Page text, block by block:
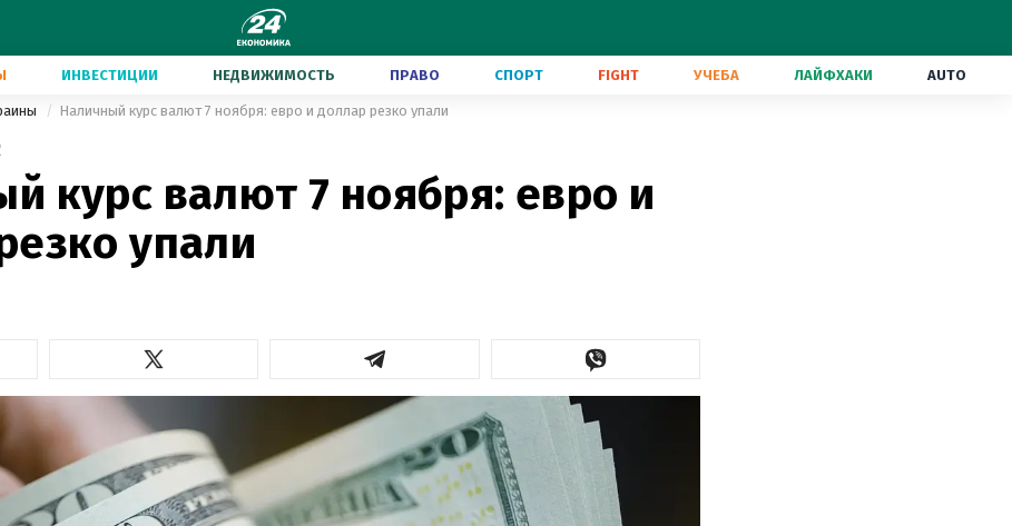
ИНВЕСТИЦИИ НЕДВИЖИМОСТЬ ПРАВО СПОРТ FIGHT УЧЕБА ЛАЙФХАКИ AUTO
Наличный курс валют 7 ноября: евро и доллар резко упали
курс валют 7 ноября: евро и
упали